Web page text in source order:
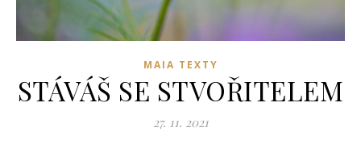
MAIA TEXTY
STÁVÁŠ SE STVOŘITELEM
27. 11. 2021